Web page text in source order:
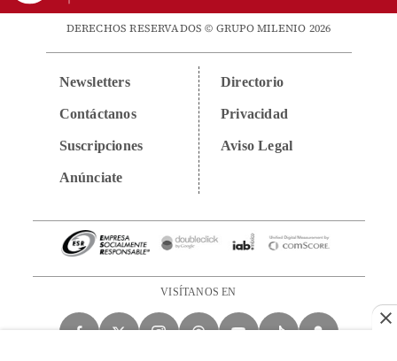
DERECHOS RESERVADOS © GRUPO MILENIO 2026
Newsletters
Contáctanos
Suscripciones
Anúnciate
Directorio
Privacidad
Aviso Legal
VISÍTANOS EN